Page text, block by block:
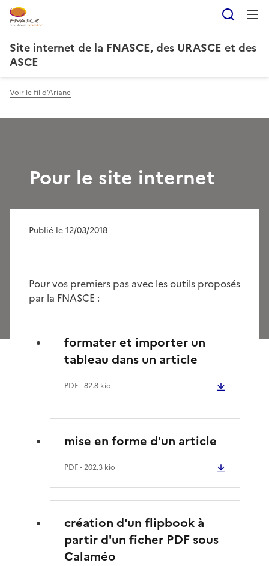
Site internet de la FNASCE, des URASCE et des
ASCE
Voir le fil d'Ariane
Pour le site internet
Publié le 12/03/2018
Pour vos premiers pas avec les outils proposés
par la FNASCE :
formater et importer un
tableau dans un article
PDF- 82.8 kio
mise en forme d'un article
PDF- 202.3 kio
création d'un flipbook à
partir d'un ficher PDF sous
Calaméo